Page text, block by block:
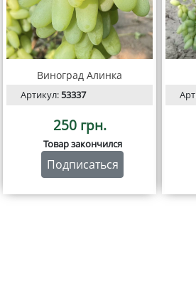
Виноград Алинка
Артикул:53337
250 грн.
Товар закончился
Подписаться